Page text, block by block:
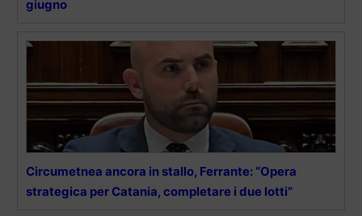
giugno
Circumetnea ancora in stallo, Ferrante: “Opera
strategica per Catania, completare i due lotti”